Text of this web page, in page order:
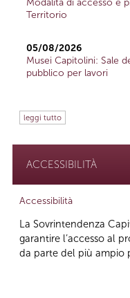
Territorio
05/08/2026
Musei Capitolini: Sale
pubblico per lavori
leggi tutto
ACCESSIBILITÀ
Accessibilità
La Sovrintendenza
garantire l’accesso al
da parte del più ampio